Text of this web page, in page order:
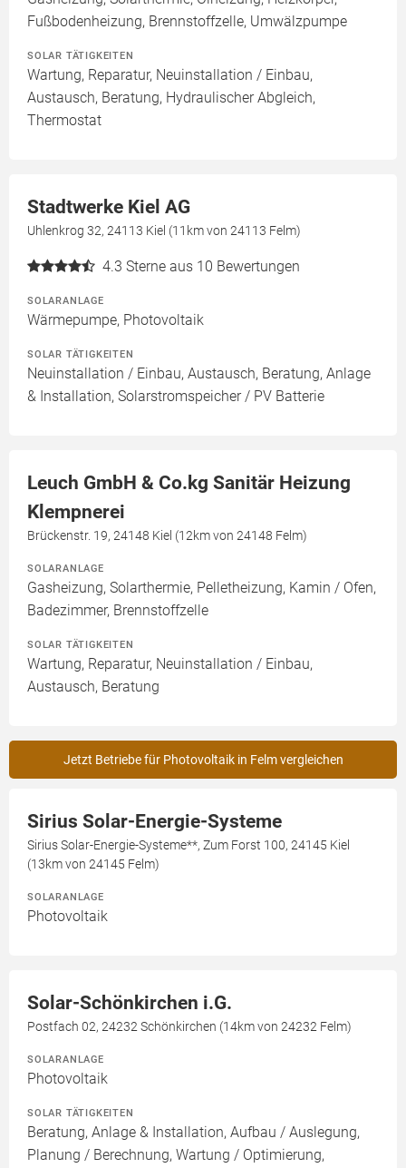
Fußbodenheizung, Brennstoffzelle, Umwälzpumpe
SOLAR TÄTIGKEITEN
Wartung, Reparatur, Neuinstallation / Einbau,
Austausch, Beratung, Hydraulischer Abgleich,
Thermostat
Stadtwerke Kiel AG
Uhlenkrog 32, 24113 Kiel (11km von 24113 Felm)
4.3 Sterne aus 10 Bewertungen
SOLARANLAGE
Wärmepumpe, Photovoltaik
SOLAR TÄTIGKEITEN
Neuinstallation / Einbau, Austausch, Beratung, Anlage
& Installation, Solarstromspeicher / PV Batterie
Leuch GmbH & Co.kg Sanitär Heizung
Klempnerei
Brückenstr. 19, 24148 Kiel (12km von 24148 Felm)
SOLARANLAGE
Gasheizung, Solarthermie, Pelletheizung, Kamin / Ofen,
Badezimmer, Brennstoffzelle
SOLAR TÄTIGKEITEN
Wartung, Reparatur, Neuinstallation / Einbau,
Austausch, Beratung
Jetzt Betriebe für Photovoltaik in Felm vergleichen
Sirius Solar-Energie-Systeme
Sirius Solar-Energie-Systeme**, Zum Forst 100, 24145 Kiel
(13km von 24145 Felm)
SOLARANLAGE
Photovoltaik
Solar-Schönkirchen i.G.
Postfach 02, 24232 Schönkirchen (14km von 24232 Felm)
SOLARANLAGE
Photovoltaik
SOLAR TÄTIGKEITEN
Beratung, Anlage & Installation, Aufbau / Auslegung,
Planung / Berechnung, Wartung / Optimierung,